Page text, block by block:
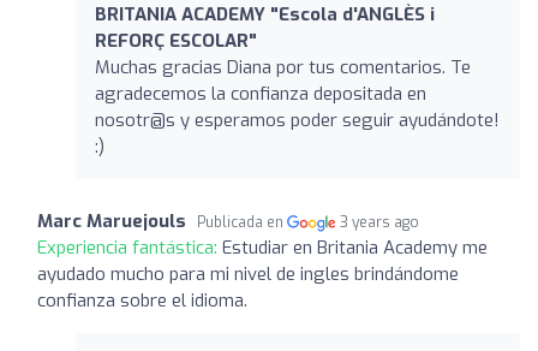
BRITANIA ACADEMY "Escola d'ANGLÈS i
REFORÇ ESCOLAR"
Muchas gracias Diana por tus comentarios. Te
agradecemos la confianza depositada en
nosotr@s y esperamos poder seguir ayudándote!
:)
Marc Maruejouls Publicada en 3 years ago
Experiencia fantástica: Estudiar en Britania Academy me
ayudado mucho para mi nivel de ingles brindándome
confianza sobre el idioma.